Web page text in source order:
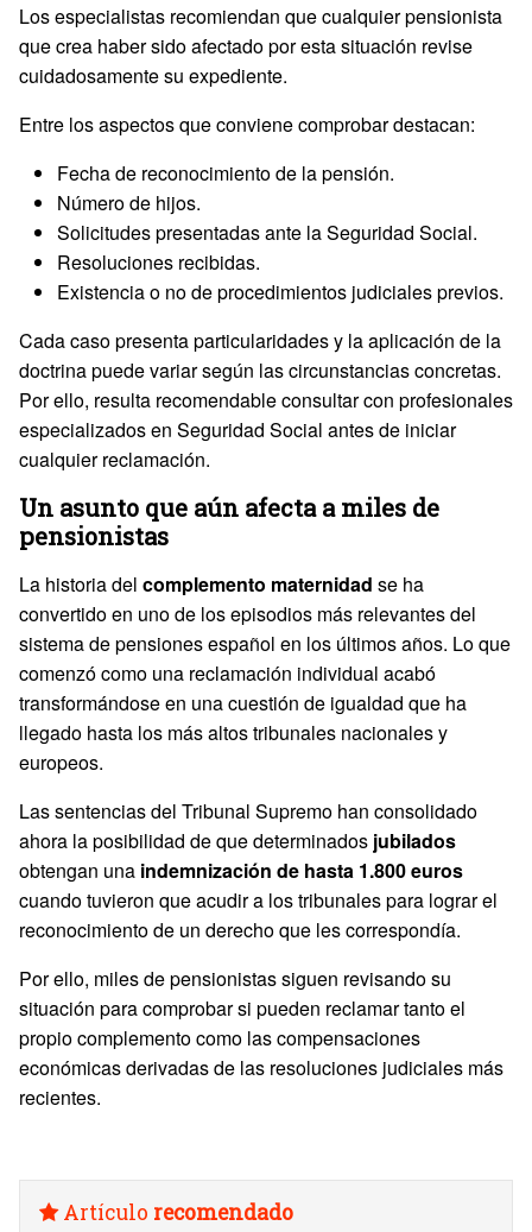
Los especialistas recomiendan que cualquier pensionista
que crea haber sido afectado por esta situación revise
cuidadosamente su expediente.
Entre los aspectos que conviene comprobar destacan:
Fecha de reconocimiento de la pensión.
Número de hijos.
Solicitudes presentadas ante la Seguridad Social.
Resoluciones recibidas.
Existencia o no de procedimientos judiciales previos.
Cada caso presenta particularidades y la aplicación de la
doctrina puede variar según las circunstancias concretas.
Por ello, resulta recomendable consultar con profesionales
especializados en Seguridad Social antes de iniciar
cualquier reclamación.
Un asunto que aún afecta a miles de
pensionistas
La historia del complemento maternidad se ha
convertido en uno de los episodios más relevantes del
sistema de pensiones español en los últimos años. Lo que
comenzó como una reclamación individual acabó
transformándose en una cuestión de igualdad que ha
llegado hasta los más altos tribunales nacionales y
europeos.
Las sentencias del Tribunal Supremo han consolidado
ahora la posibilidad de que determinados jubilados
obtengan una indemnización de hasta 1.800 euros
cuando tuvieron que acudir a los tribunales para lograr el
reconocimiento de un derecho que les correspondía.
Por ello, miles de pensionistas siguen revisando su
situación para comprobar si pueden reclamar tanto el
propio complemento como las compensaciones
económicas derivadas de las resoluciones judiciales más
recientes.
Artículo recomendado